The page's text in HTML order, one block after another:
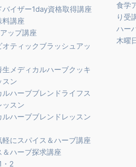
バイザー1day資格取得講座
料講座
ップ講座
オティックブラッシュアッ
生メディカルハーブクッキ
スン
ルハーブブレンドライフス
ッスン
ルハーブブレンドレッスン
軽にスパイス＆ハーブ講座
＆ハーブ探求講座
・2
食学
り受
ハー
木曜